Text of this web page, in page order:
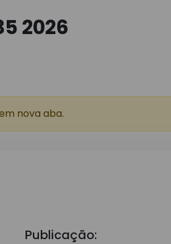
2026
nova aba.
Publicação: